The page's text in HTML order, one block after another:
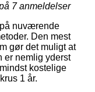
7anmeldelser
nuværende
Den mest
gør det muligt at
er nemlig yderst
kostelige
1 år.